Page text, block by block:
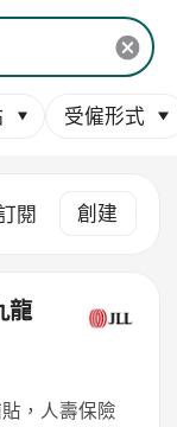
受僱形式
閱 創建
龍
，人壽保險